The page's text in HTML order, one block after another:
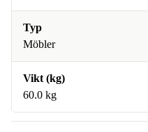
Typ
Möbler
Vikt (kg)
60.0 kg